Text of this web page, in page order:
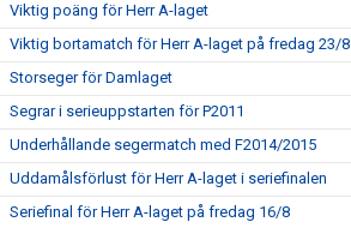
Viktig poäng för Herr A-laget
Viktig bortamatch för Herr A-laget på fredag 23/8
Storseger för Damlaget
Segrar i serieuppstarten för P2011
Underhållande segermatch med F2014/2015
Uddamålsförlust för Herr A-laget i seriefinalen
Seriefinal för Herr A-laget på fredag 16/8